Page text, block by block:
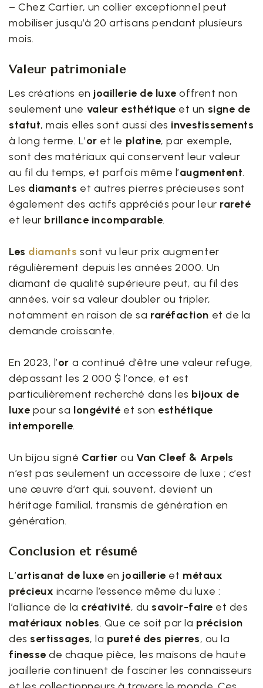
– Chez Cartier, un collier exceptionnel peut
mobiliser jusqu’à 20 artisans pendant plusieurs
mois.
Valeur patrimoniale
Les créations en joaillerie de luxeoffrent non
seulement une valeur esthétique et un signe de
statut, mais elles sont aussi des investissements
à long terme. L’or et le platine, par exemple,
sont des matériaux qui conservent leur valeur
au fil du temps, et parfois même l’augmentent.
Les diamants et autres pierres précieuses sont
également des actifs appréciés pour leur rareté
et leur brillance incomparable.
Les diamants sont vu leur prix augmenter
régulièrement depuis les années 2000. Un
diamant de qualité supérieure peut, au fil des
années, voir sa valeur doubler ou tripler,
notamment en raison de sa raréfaction et de la
demande croissante.
En 2023, l’or a continué d’être une valeur refuge,
dépassant les 2 000 $ l’once, et est
particulièrement recherché dans les bijoux de
luxe pour sa longévité et son esthétique
intemporelle.
Un bijou signé Cartierou Van Cleef & Arpels
n’est pas seulement un accessoire de luxe ; c’est
une œuvre d’art qui, souvent, devient un
héritage familial, transmis de génération en
génération.
Conclusion et résumé
L’artisanat de luxe en joaillerie et métaux
précieux incarne l’essence même du luxe :
l’alliance de la créativité, du savoir-faire et des
matériaux nobles. Que ce soit par la précision
des sertissages, la pureté des pierres, ou la
finessede chaque pièce, les maisons de haute
joaillerie continuent de fasciner les connaisseurs